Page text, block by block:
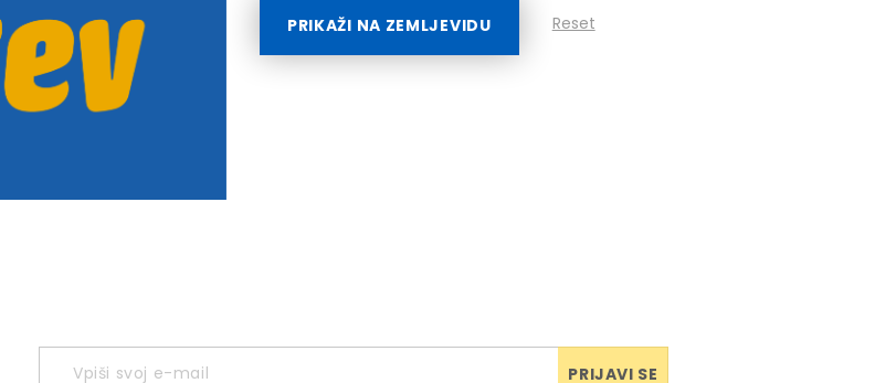
PRIKAŽI NA ZEMLJEVIDU Reset
PRIJAVI SE